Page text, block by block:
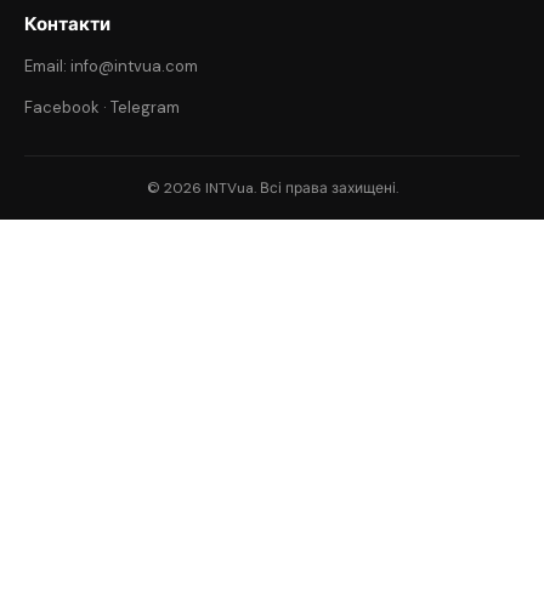
Контакти
Email: info@intvua.com
Facebook · Telegram
© 2026 INTVua. Всі права захищені.